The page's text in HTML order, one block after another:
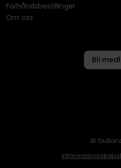
Forhåndsbestillinger
Om oss
Bli
©